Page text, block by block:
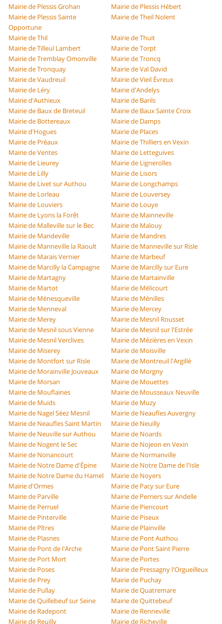
Mairie de Plessis Grohan
Mairie de Plessis Hébert
Mairie de Plessis Sainte
Opportune
Mairie de Theil Nolent
Mairie de Thil
Mairie de Thuit
Mairie de Tilleul Lambert
Mairie de Torpt
Mairie de Tremblay Omonville
Mairie de Troncq
Mairie de Tronquay
Mairie de Val David
Mairie de Vaudreuil
Mairie de Vieil Évreux
Mairie de Léry
Mairie d'Andelys
Mairie d'Authieux
Mairie de Barils
Mairie de Baux de Breteuil
Mairie de Baux Sainte Croix
Mairie de Bottereaux
Mairie de Damps
Mairie d'Hogues
Mairie de Places
Mairie de Préaux
Mairie de Thilliers en Vexin
Mairie de Ventes
Mairie de Letteguives
Mairie de Lieurey
Mairie de Lignerolles
Mairie de Lilly
Mairie de Lisors
Mairie de Livet sur Authou
Mairie de Longchamps
Mairie de Lorleau
Mairie de Louversey
Mairie de Louviers
Mairie de Louye
Mairie de Lyons la Forêt
Mairie de Mainneville
Mairie de Malleville sur le Bec
Mairie de Malouy
Mairie de Mandeville
Mairie de Mandres
Mairie de Manneville la Raoult
Mairie de Manneville sur Risle
Mairie de Marais Vernier
Mairie de Marbeuf
Mairie de Marcilly la Campagne
Mairie de Marcilly sur Eure
Mairie de Martagny
Mairie de Martainville
Mairie de Martot
Mairie de Mélicourt
Mairie de Ménesqueville
Mairie de Ménilles
Mairie de Menneval
Mairie de Mercey
Mairie de Merey
Mairie de Mesnil Rousset
Mairie de Mesnil sous Vienne
Mairie de Mesnil sur l'Estrée
Mairie de Mesnil Verclives
Mairie de Mézières en Vexin
Mairie de Miserey
Mairie de Moisville
Mairie de Montfort sur Risle
Mairie de Montreuil l'Argillé
Mairie de Morainville Jouveaux
Mairie de Morgny
Mairie de Morsan
Mairie de Mouettes
Mairie de Mouflaines
Mairie de Mousseaux Neuville
Mairie de Muids
Mairie de Muzy
Mairie de Nagel Séez Mesnil
Mairie de Neaufles Auvergny
Mairie de Neaufles Saint Martin
Mairie de Neuilly
Mairie de Neuville sur Authou
Mairie de Noards
Mairie de Nogent le Sec
Mairie de Nojeon en Vexin
Mairie de Nonancourt
Mairie de Normanville
Mairie de Notre Dame d'Épine
Mairie de Notre Dame de l'Isle
Mairie de Notre Dame du Hamel
Mairie de Noyers
Mairie d'Ormes
Mairie de Pacy sur Eure
Mairie de Parville
Mairie de Perriers sur Andelle
Mairie de Perruel
Mairie de Piencourt
Mairie de Pinterville
Mairie de Piseux
Mairie de Pîtres
Mairie de Plainville
Mairie de Plasnes
Mairie de Pont Authou
Mairie de Pont de l'Arche
Mairie de Pont Saint Pierre
Mairie de Port Mort
Mairie de Portes
Mairie de Poses
Mairie de Pressagny l'Orgueilleux
Mairie de Prey
Mairie de Puchay
Mairie de Pullay
Mairie de Quatremare
Mairie de Quillebeuf sur Seine
Mairie de Quittebeuf
Mairie de Radepont
Mairie de Renneville
Mairie de Reuilly
Mairie de Richeville